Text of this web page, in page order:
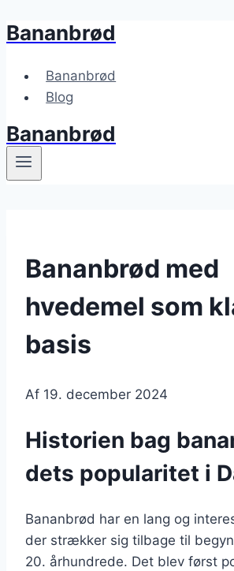
Fortsæt
indhold
Bananbrød
Bananbrød
Blog
Bananbrød
Bananbrød med
hvedemel som
basis
Af 19. december 2024
Historien bag
dets popularitet i
Bananbrød har en lang og
der strækker sig tilbage til
20. århundrede. Det blev først